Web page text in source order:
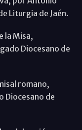
Liturgia de Jaén.
la Misa,
Diocesano de
romano,
Diocesano de